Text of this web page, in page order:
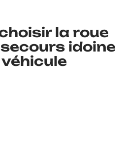
la roue
idoine